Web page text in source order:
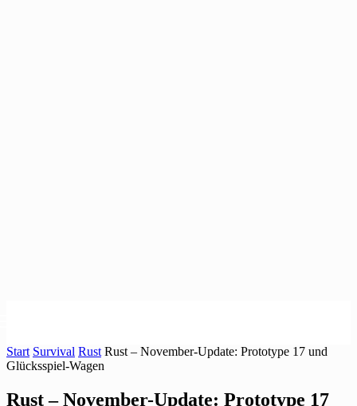
Start Survival Rust Rust – November-Update: Prototype 17 und
Glücksspiel-Wagen
Rust – November-Update: Prototype 17